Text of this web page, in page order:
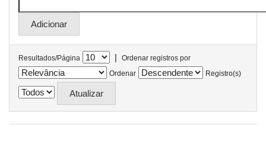
Resultados/Página |
Ordenar registros por
Ordenar
Registro(s)